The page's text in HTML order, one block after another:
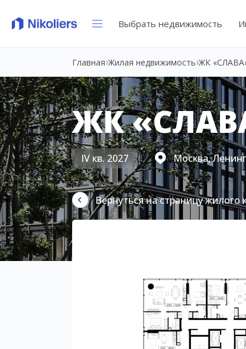
Выбрать недвижимость
Главная Жилая недвижимость ЖК
ЖК
IV кв. 2027 Москва,
Вернуться на страницу жилого